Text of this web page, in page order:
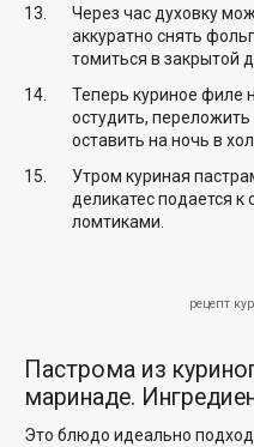
Через час духовку
аккуратно снять
томиться в закрытой
Теперь куриное филе
остудить,
оставить на ночь в
Утром куриная
деликатес подается
ломтиками.
рецепт
Пастрома из
маринаде.
Это блюдо идеально